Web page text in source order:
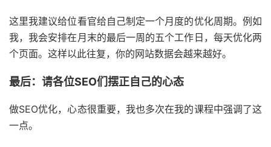
这里我建议给位看官给自己制定一个月度的优化周期。例如
我，我会安排在月末的最后一周的五个工作日，每天优化两
个页面。这样以此往复，你的网站数据会越来越好。
最后：请各位SEO们摆正自己的心态
做SEO优化，心态很重要，我也多次在我的课程中强调了这
一点。